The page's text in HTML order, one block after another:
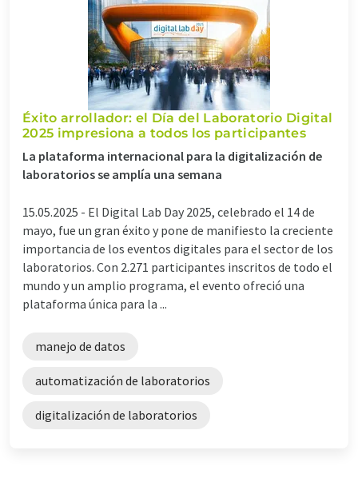
Éxito arrollador: el Día del Laboratorio Digital
2025 impresiona a todos los participantes
La plataforma internacional para la digitalización de
laboratorios se amplía una semana
15.05.2025 - El Digital Lab Day 2025, celebrado el 14 de
mayo, fue un gran éxito y pone de manifiesto la creciente
importancia de los eventos digitales para el sector de los
laboratorios. Con 2.271 participantes inscritos de todo el
mundo y un amplio programa, el evento ofreció una
plataforma única para la ...
manejo de datos
automatización de laboratorios
digitalización de laboratorios